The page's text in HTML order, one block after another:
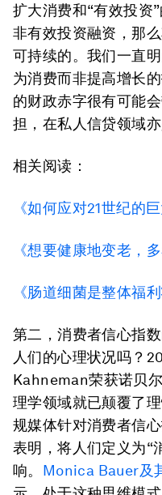
扩大消费和“有效投资
非有效投资融资，那
可持续的。我们一直
为消费而非提高增长
的财政赤字很有可能
担，在私人信贷领域
相关阅读：
《如何应对21世纪的
《想要健康地变老，
《肠道细菌是整体福
第二，消费者信心指
人们的心理状况吗？
Kahneman荣获诺贝
理学领域就已颠覆了
规媒体针对消费者信
表明，将人们定义为“
响。 Monica Bauer及